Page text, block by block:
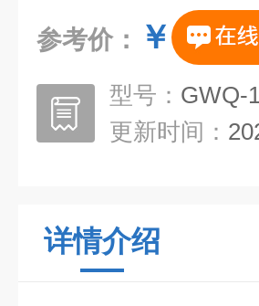
参考价： ￥
型号： GWQ-
更新时间：
详情介绍